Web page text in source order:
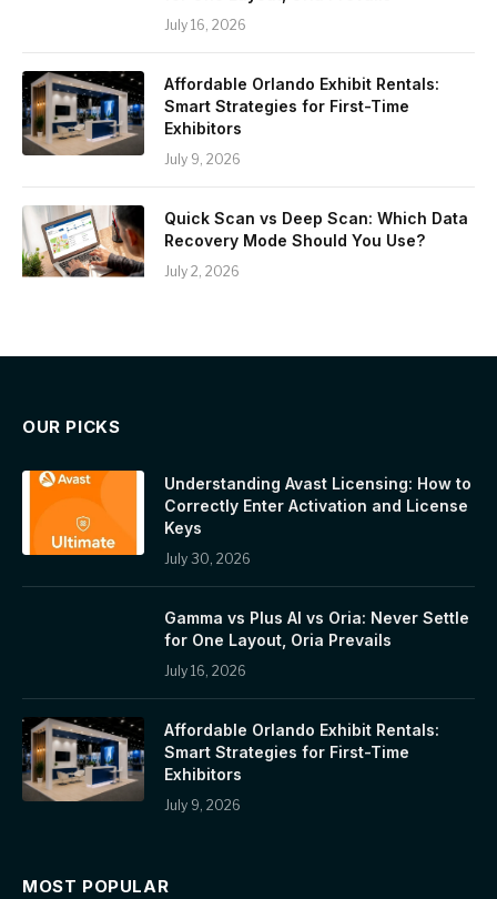
July 16, 2026
Affordable Orlando Exhibit Rentals:
Smart Strategies for First-Time
Exhibitors
July 9, 2026
Quick Scan vs Deep Scan: Which Data
Recovery Mode Should You Use?
July 2, 2026
OUR PICKS
Understanding Avast Licensing: How to
Correctly Enter Activation and License
Keys
July 30, 2026
Gamma vs Plus AI vs Oria: Never Settle
for One Layout, Oria Prevails
July 16, 2026
Affordable Orlando Exhibit Rentals:
Smart Strategies for First-Time
Exhibitors
July 9, 2026
MOST POPULAR